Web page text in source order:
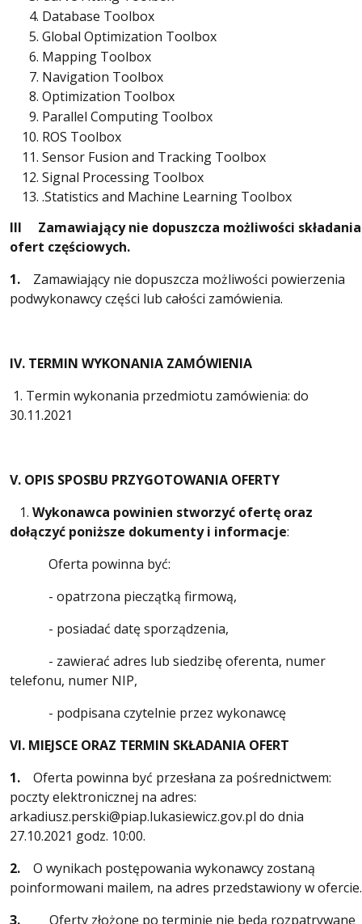
Database Toolbox
Global Optimization Toolbox
Mapping Toolbox
Navigation Toolbox
Optimization Toolbox
Parallel Computing Toolbox
ROS Toolbox
Sensor Fusion and Tracking Toolbox
Signal Processing Toolbox
.Statistics and Machine Learning Toolbox
III Zamawiający nie dopuszcza możliwości składania
ofert częściowych.
1. Zamawiający nie dopuszcza możliwości powierzenia
podwykonawcy części lub całości zamówienia.
IV. TERMIN WYKONANIA ZAMÓWIENIA
1. Termin wykonania przedmiotu zamówienia: do
30.11.2021
V. OPIS SPOSBU PRZYGOTOWANIA OFERTY
1.Wykonawca powinien stworzyć ofertę oraz
dołączyć poniższe dokumenty i informacje:
Oferta powinna być:
- opatrzona pieczątką firmową,
- posiadać datę sporządzenia,
- zawierać adres lub siedzibę oferenta, numer
telefonu, numer NIP,
- podpisana czytelnie przez wykonawcę
VI. MIEJSCE ORAZ TERMIN SKŁADANIA OFERT
1. Oferta powinna być przesłana za pośrednictwem:
poczty elektronicznej na adres:
arkadiusz.perski@piap.lukasiewicz.gov.pl do dnia
27.10.2021 godz. 10:00.
2. O wynikach postępowania wykonawcy zostaną
poinformowani mailem, na adres przedstawiony w ofercie.
3. Oferty złożone po terminie nie będą rozpatrywane